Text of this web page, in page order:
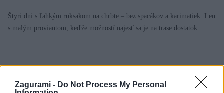
Zagurami - Do Not Process My Personal
Štyri dni s ľahkým ruksakom na chrbte – bez spacákov a karimatiek. Len
s malým proviantom, keďže možností najesť sa je na trase dostatok.